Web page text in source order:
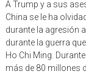
China se le ha
durante la agresión
durante la guerra
Ho Chi Ming.
más de 80 millones
Vietnam del Sur. Del